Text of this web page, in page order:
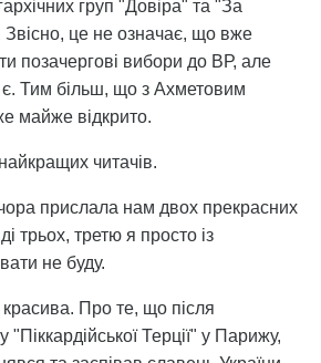
груп "Довіра" та "За
Звісно, це не означає, що вже
позачергові вибори до ВР, але
є. Тим більш, що з Ахметовим
майже відкрито.
читачів.
прислала нам двох прекрасних
трьох, третю я просто із
не буду.
Про те, що після
"Піккардійської Терції" у Парижу,